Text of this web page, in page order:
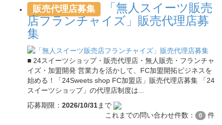
販売代理店募集
「無人スイーツ販売
店フランチャイズ」販売代理店募
集
■ 24スイーツショップ・販売代理店・無人販売・フランチャ
イズ・加盟開発 営業力を活かして、FC加盟開拓ビジネスを
始める！「24Sweets shop FC加盟店」販売代理店募集 「24
スイーツショップ」の代理店制度は...
応募期限： 2026/10/31まで
これまでの問い合わせ件数：
0
件